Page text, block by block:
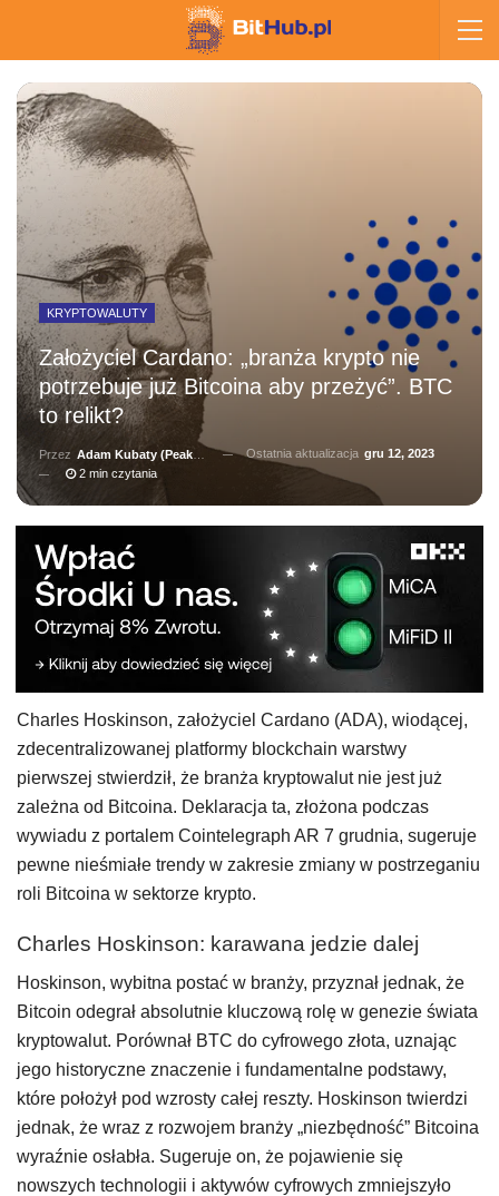
KRYPTOWALUTY
Założyciel Cardano: „branża krypto nie
potrzebuje już Bitcoina aby przeżyć”. BTC
to relikt?
Przez Adam Kubaty (peakhunter) Ostatnia aktualizacja gru 12, 2023
2 min czytania
Charles Hoskinson, założyciel Cardano (ADA), wiodącej,
zdecentralizowanej platformy blockchain warstwy
pierwszej stwierdził, że branża kryptowalut nie jest już
zależna od Bitcoina. Deklaracja ta, złożona podczas
wywiadu z portalem Cointelegraph AR 7 grudnia, sugeruje
pewne nieśmiałe trendy w zakresie zmiany w postrzeganiu
roli Bitcoina w sektorze krypto.
Charles Hoskinson: karawana jedzie dalej
Hoskinson, wybitna postać w branży, przyznał jednak, że
Bitcoin odegrał absolutnie kluczową rolę w genezie świata
kryptowalut. Porównał BTC do cyfrowego złota, uznając
jego historyczne znaczenie i fundamentalne podstawy,
które położył pod wzrosty całej reszty. Hoskinson twierdzi
jednak, że wraz z rozwojem branży „niezbędność” Bitcoina
wyraźnie osłabła. Sugeruje on, że pojawienie się
nowszych technologii i aktywów cyfrowych zmniejszyło